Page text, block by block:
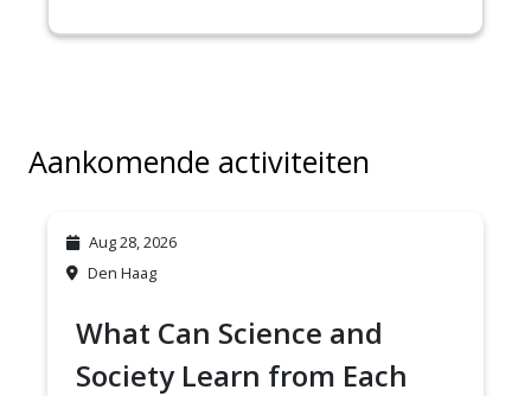
Aankomende activiteiten
Aug 28, 2026
Den Haag
What Can Science and
Society Learn from Each